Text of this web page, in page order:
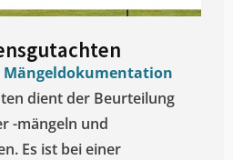
dient der Beurteilung
-mängeln und
Es ist bei einer